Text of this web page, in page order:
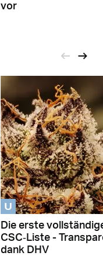
vor
U
Die erste
CSC‑Liste -
dank DHV